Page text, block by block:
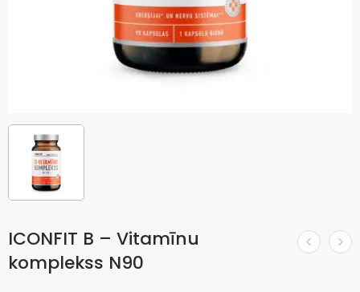
ICONFIT B – Vitamīnu
komplekss N90